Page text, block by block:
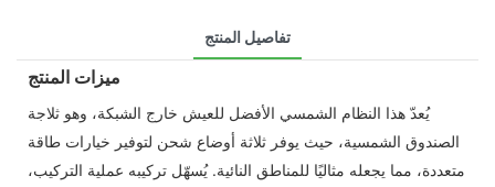
تفاصيل المنتج
ميزات المنتج
يُعدّ هذا النظام الشمسي الأفضل للعيش خارج الشبكة، وهو ثلاجة
الصندوق الشمسية، حيث يوفر ثلاثة أوضاع شحن لتوفير خيارات طاقة
متعددة، مما يجعله مثاليًا للمناطق النائية. يُسهّل تركيبه عملية التركيب،